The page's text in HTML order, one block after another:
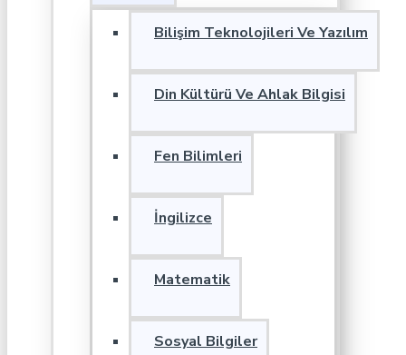
Bilişim Teknolojileri Ve Yazılım
Din Kültürü Ve Ahlak Bilgisi
Fen Bilimleri
İngilizce
Matematik
Sosyal Bilgiler